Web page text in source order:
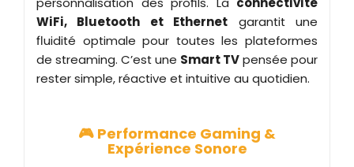
WiFi, Bluetooth et Ethernet garantit une
fluidité optimale pour toutes les plateformes
de streaming. C’est une Smart TVpensée pour
rester simple, réactive et intuitive au quotidien.
🎮 Performance Gaming &
Expérience Sonore